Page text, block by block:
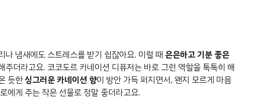
냄새에도 스트레스를 받기 쉽잖아요. 이럴 때 은은하고 기분 좋은
주더라고요. 코코도르 카네이션 디퓨저는 바로 그런 역할을 톡톡히 해
듯한싱그러운 카네이션 향이 방안 가득 퍼지면서, 왠지 모르게 마음
에게 주는 작은 선물로 정말 좋더라고요.